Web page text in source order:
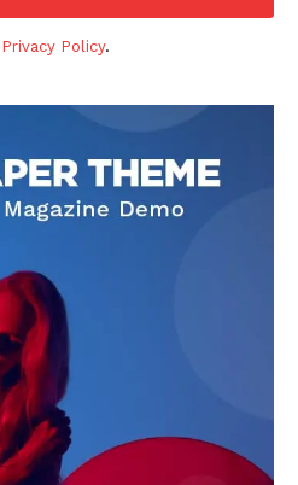
Privacy Policy.